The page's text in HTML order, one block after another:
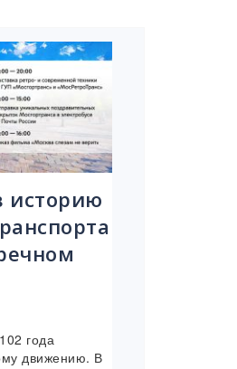
историю
года
движению. В